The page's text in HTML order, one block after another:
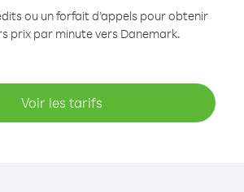
ou un forfait d’appels pour obtenir
prix par minute vers Danemark.
Voir les tarifs